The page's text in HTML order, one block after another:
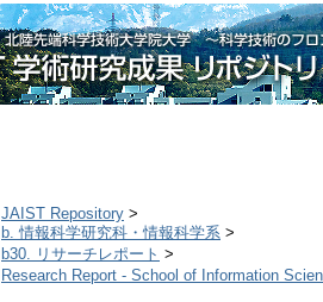
JAIST Repository >
b. 情報科学研究科・情報科学系 >
b30. リサーチレポート >
Research Report - School of Information